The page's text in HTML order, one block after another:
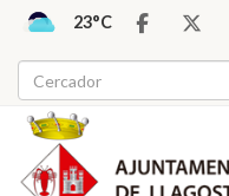
23°C